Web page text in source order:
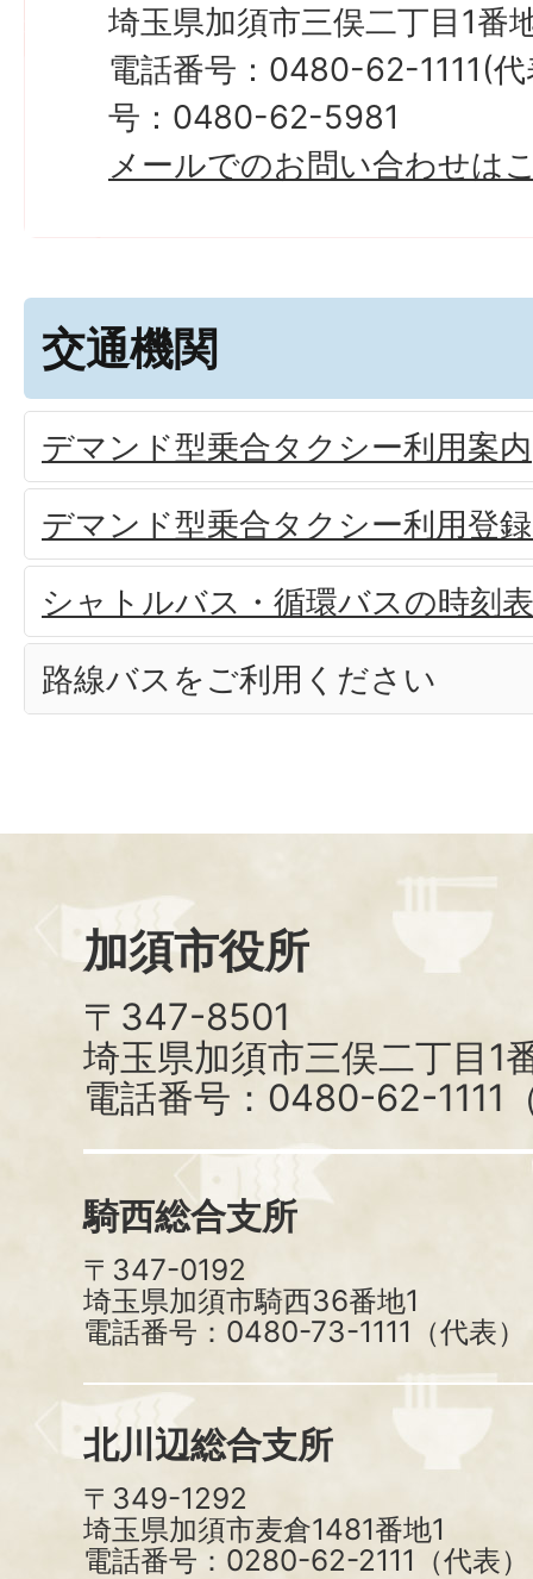
埼玉県加須市三俣二丁目1番
電話番号：0480-62-1111(
号：0480-62-5981
メールでのお問い合わせは
交通機関
デマンド型乗合タクシー利用案内
デマンド型乗合タクシー利用登
シャトルバス・循環バスの時刻表
路線バスをご利用ください
加須市役所
〒347-8501
埼玉県加須市三俣二丁目1
電話番号：0480-62-1111
騎西総合支所
〒347-0192
埼玉県加須市騎西36番地1
電話番号：0480-73-1111（代表）
北川辺総合支所
〒349-1292
埼玉県加須市麦倉1481番地1
電話番号：0280-62-2111（代表）